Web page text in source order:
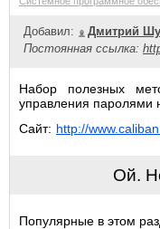
Добавил:
Дмитрий
Постоянная ссылка:
Набор полезных
управления паролями
Сайт: http://
Ой.
Популярные в этом